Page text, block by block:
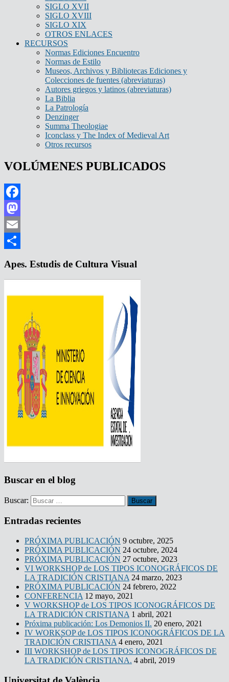
SIGLO XVII
SIGLO XVIII
SIGLO XIX
OTROS ENLACES
RECURSOS
Normas Ediciones Encuentro
Normas de Estilo
Museos, Archivos y Bibliotecas Ediciones y
Colecciones de fuentes (abreviaturas)
Autores griegos y latinos (abreviaturas)
La Biblia
La Patrología
Denzinger
Summa Theologiae
Iconclass y The Index of Medieval Art
Otros recursos
VOLÚMENES PUBLICADOS
Facebook
Mastodon
Email
Apes. Estudis de Cultura Visual
Buscar en el blog
Buscar:
Entradas recientes
PRÓXIMA PUBLICACIÓN 9 octubre, 2025
PRÓXIMA PUBLICACIÓN 24 octubre, 2024
PRÓXIMA PUBLICACIÓN 27 octubre, 2023
VI WORKSHOP de LOS TIPOS ICONOGRÁFICOS DE
LA TRADICIÓN CRISTIANA 24 marzo, 2023
PRÓXIMA PUBLICACIÓN 24 febrero, 2022
CONFERENCIA 12 mayo, 2021
V WORKSHOP de LOS TIPOS ICONOGRÁFICOS DE
LA TRADICIÓN CRISTIANA 1 abril, 2021
Próxima publicación: Los Demonios II. 20 enero, 2021
IV WORKSOP de LOS TIPOS ICONOGRÁFICOS DE LA
TRADICIÓN CRISTIANA 4 enero, 2021
III WORKSHOP de LOS TIPOS ICONOGRÁFICOS DE
LA TRADICIÓN CRISTIANA. 4 abril, 2019